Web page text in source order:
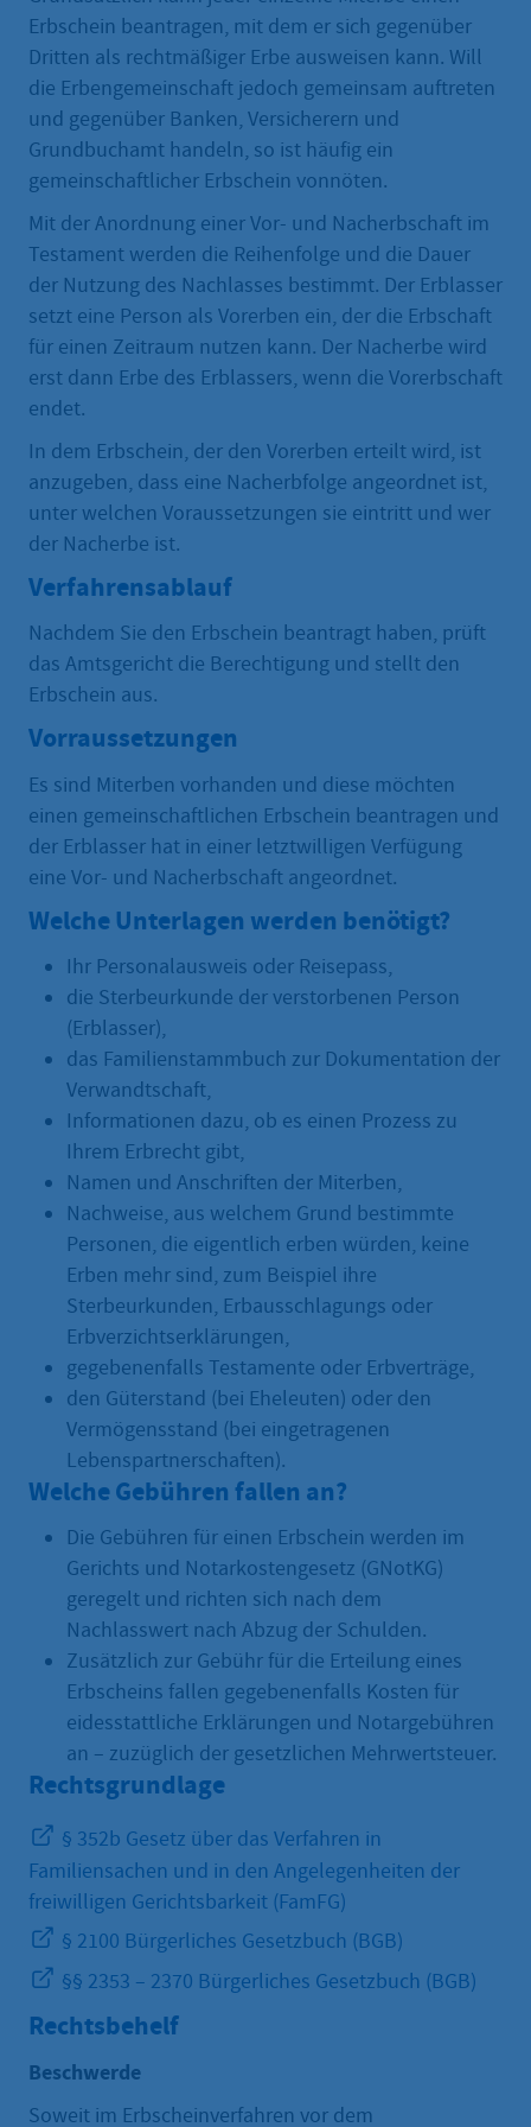
Erbschein beantragen, mit dem er sich gegenüber
Dritten als rechtmäßiger Erbe ausweisen kann. Will
die Erbengemeinschaft jedoch gemeinsam auftreten
und gegenüber Banken, Versicherern und
Grundbuchamt handeln, so ist häufig ein
gemeinschaftlicher Erbschein vonnöten.
Mit der Anordnung einer Vor- und Nacherbschaft im
Testament werden die Reihenfolge und die Dauer
der Nutzung des Nachlasses bestimmt. Der Erblasser
setzt eine Person als Vorerben ein, der die Erbschaft
für einen Zeitraum nutzen kann. Der Nacherbe wird
erst dann Erbe des Erblassers, wenn die Vorerbschaft
endet.
In dem Erbschein, der den Vorerben erteilt wird, ist
anzugeben, dass eine Nacherbfolge angeordnet ist,
unter welchen Voraussetzungen sie eintritt und wer
der Nacherbe ist.
Verfahrensablauf
Nachdem Sie den Erbschein beantragt haben, prüft
das Amtsgericht die Berechtigung und stellt den
Erbschein aus.
Vorraussetzungen
Es sind Miterben vorhanden und diese möchten
einen gemeinschaftlichen Erbschein beantragen und
der Erblasser hat in einer letztwilligen Verfügung
eine Vor- und Nacherbschaft angeordnet.
Welche Unterlagen werden benötigt?
Ihr Personalausweis oder Reisepass,
die Sterbeurkunde der verstorbenen Person
(Erblasser),
das Familienstammbuch zur Dokumentation der
Verwandtschaft,
Informationen dazu, ob es einen Prozess zu
Ihrem Erbrecht gibt,
Namen und Anschriften der Miterben,
Nachweise, aus welchem Grund bestimmte
Personen, die eigentlich erben würden, keine
Erben mehr sind, zum Beispiel ihre
Sterbeurkunden, Erbausschlagungs oder
Erbverzichtserklärungen,
gegebenenfalls Testamente oder Erbverträge,
den Güterstand (bei Eheleuten) oder den
Vermögensstand (bei eingetragenen
Lebenspartnerschaften).
Welche Gebühren fallen an?
Die Gebühren für einen Erbschein werden im
Gerichts und Notarkostengesetz (GNotKG)
geregelt und richten sich nach dem
Nachlasswert nach Abzug der Schulden.
Zusätzlich zur Gebühr für die Erteilung eines
Erbscheins fallen gegebenenfalls Kosten für
eidesstattliche Erklärungen und Notargebühren
an – zuzüglich der gesetzlichen Mehrwertsteuer.
Rechtsgrundlage
§ 352b Gesetz über das Verfahren in
Familiensachen und in den Angelegenheiten der
freiwilligen Gerichtsbarkeit (FamFG)
§ 2100 Bürgerliches Gesetzbuch (BGB)
§§ 2353 – 2370 Bürgerliches Gesetzbuch (BGB)
Rechtsbehelf
Beschwerde
Soweit im Erbscheinverfahren vor dem